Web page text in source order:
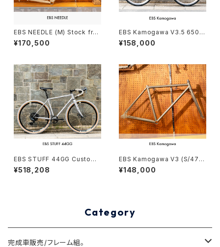
EBS NEEDLE (M) Stock fra
me Order （deposit）
¥170,500
EBS Kamogawa V3.5 650B
Custom order (deposit)
¥158,000
EBS STUFF 44GG Custom
complete bike（162-172c
m）
¥518,208
EBS Kamogawa V3 (S/470)
Stock frame order (deposi
t)
¥148,000
Category
完成車販売/フレーム組。